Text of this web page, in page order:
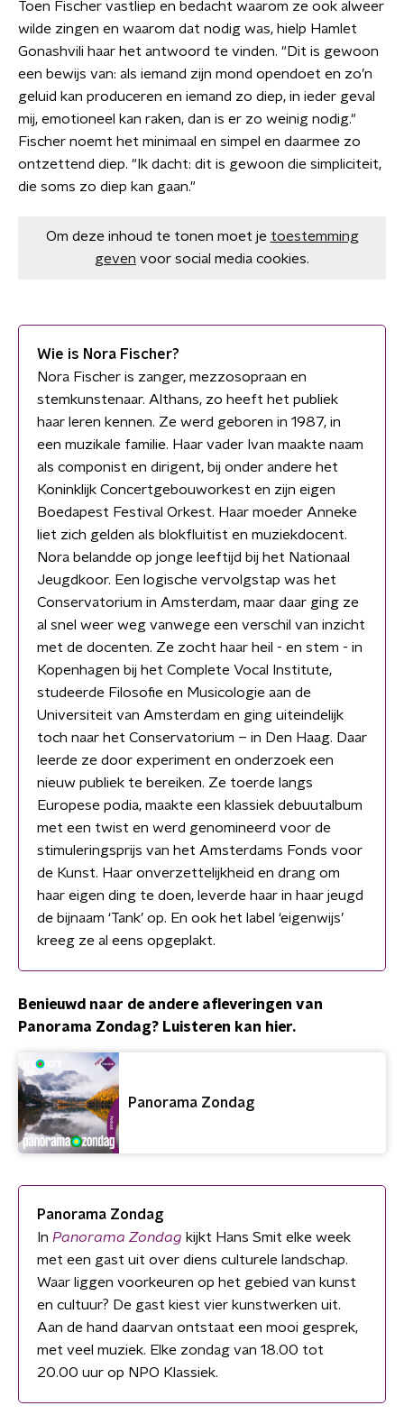
Toen Fischer vastliep en bedacht waarom ze ook alweer
wilde zingen en waarom dat nodig was, hielp Hamlet
Gonashvili haar het antwoord te vinden. "Dit is gewoon
een bewijs van: als iemand zijn mond opendoet en zo’n
geluid kan produceren en iemand zo diep, in ieder geval
mij, emotioneel kan raken, dan is er zo weinig nodig."
Fischer noemt het minimaal en simpel en daarmee zo
ontzettend diep. "Ik dacht: dit is gewoon die simpliciteit,
die soms zo diep kan gaan."
Om deze inhoud te tonen moet je toestemming
geven voor social media cookies.
Wie is Nora Fischer?
Nora Fischer is zanger, mezzosopraan en
stemkunstenaar. Althans, zo heeft het publiek
haar leren kennen. Ze werd geboren in 1987, in
een muzikale familie. Haar vader Ivan maakte naam
als componist en dirigent, bij onder andere het
Koninklijk Concertgebouworkest en zijn eigen
Boedapest Festival Orkest. Haar moeder Anneke
liet zich gelden als blokfluitist en muziekdocent.
Nora belandde op jonge leeftijd bij het Nationaal
Jeugdkoor. Een logische vervolgstap was het
Conservatorium in Amsterdam, maar daar ging ze
al snel weer weg vanwege een verschil van inzicht
met de docenten. Ze zocht haar heil - en stem - in
Kopenhagen bij het Complete Vocal Institute,
studeerde Filosofie en Musicologie aan de
Universiteit van Amsterdam en ging uiteindelijk
toch naar het Conservatorium – in Den Haag. Daar
leerde ze door experiment en onderzoek een
nieuw publiek te bereiken. Ze toerde langs
Europese podia, maakte een klassiek debuutalbum
met een twist en werd genomineerd voor de
stimuleringsprijs van het Amsterdams Fonds voor
de Kunst. Haar onverzettelijkheid en drang om
haar eigen ding te doen, leverde haar in haar jeugd
de bijnaam ‘Tank’ op. En ook het label ‘eigenwijs’
kreeg ze al eens opgeplakt.
Benieuwd naar de andere afleveringen van
Panorama Zondag? Luisteren kan hier.
Panorama Zondag
Panorama Zondag
In Panorama Zondag kijkt Hans Smit elke week
met een gast uit over diens culturele landschap.
Waar liggen voorkeuren op het gebied van kunst
en cultuur? De gast kiest vier kunstwerken uit.
Aan de hand daarvan ontstaat een mooi gesprek,
met veel muziek. Elke zondag van 18.00 tot
20.00 uur op NPO Klassiek.